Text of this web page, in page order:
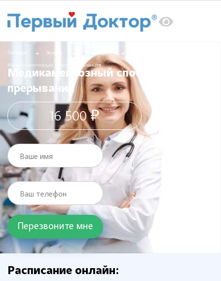
Главная Услуги Гинекология
Медикаментозный способ прерывания
Медикаментозный способ
прерывания
16 500 ₽
Ваше имя
Ваш телефон
Расписание онлайн: